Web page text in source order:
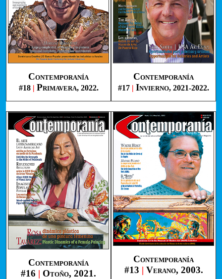
Contemporanía
#18 | Primavera, 2022.
Contemporanía
#17 | Invierno, 2021-2022.
Contemporanía
#16 | Otoño, 2021.
Contemporanía
#13 | Verano, 2003.